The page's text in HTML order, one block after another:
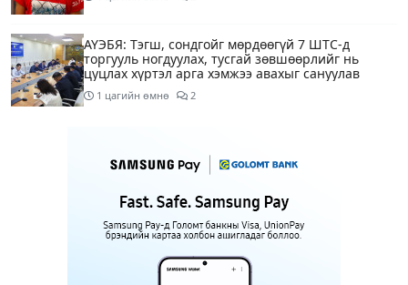
АҮЭБЯ: Тэгш, сондгойг мөрдөөгүй 7 ШТС-д
торгууль ногдуулах, тусгай зөвшөөрлийг нь
цуцлах хүртэл арга хэмжээ авахыг сануулав
1 цагийн өмнө 2
компанийн удирдлагуудтай уулзаж, хамтын
ажиллагааг гүнзгийрүүлэх талаар ярилцжээ
Улаанбаатарт 29 хэм дулаан байна
5 цагийн өмнө